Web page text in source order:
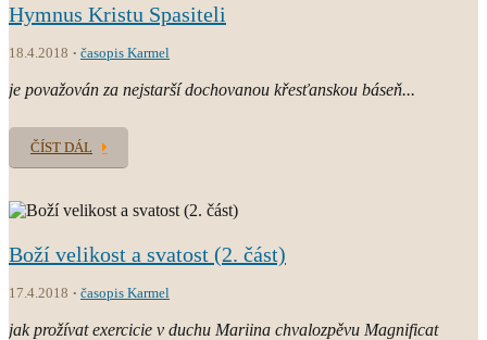
Hymnus Kristu Spasiteli
18.4.2018 časopis Karmel
je považován za nejstarší dochovanou křesťanskou báseň...
ČÍST DÁL
Boží velikost a svatost (2. část)
17.4.2018 časopis Karmel
jak prožívat exercicie v duchu Mariina chvalozpěvu Magnificat